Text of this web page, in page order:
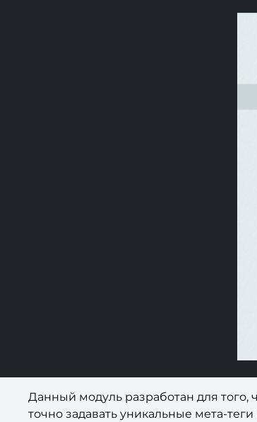
Данный модуль разработан для того,
точно задавать уникальные мета-